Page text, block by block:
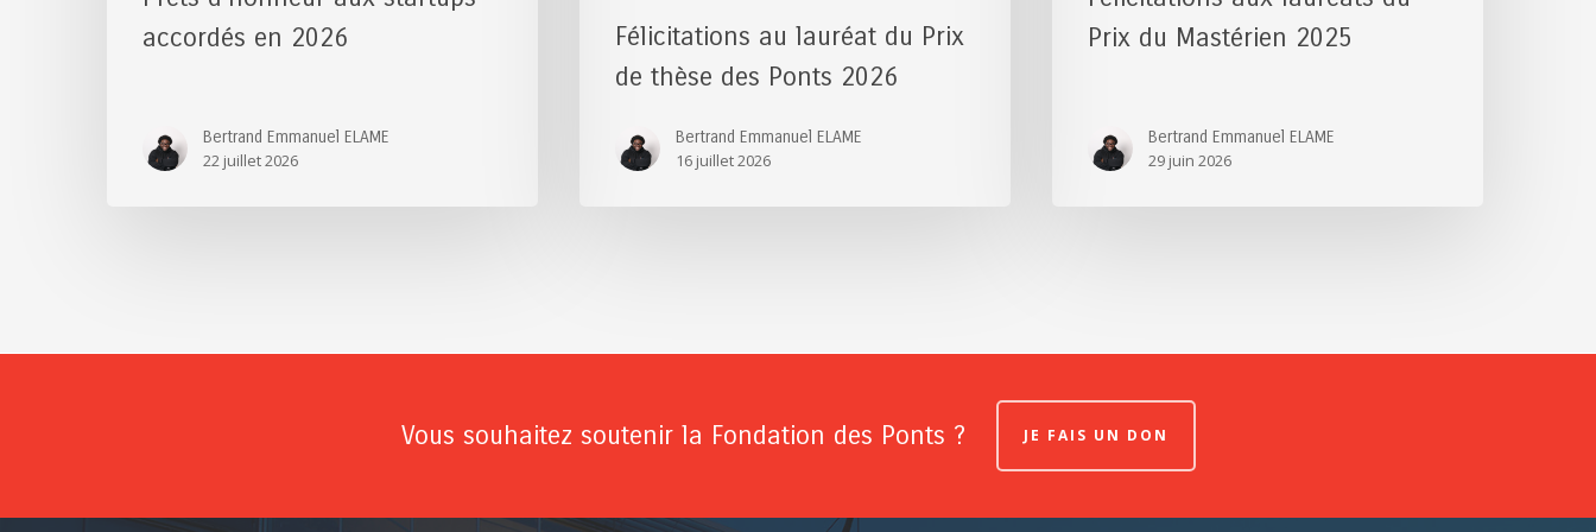
accordés en 2026
Bertrand Emmanuel ELAME
22 juillet 2026
Félicitations au lauréat du Prix
de thèse des Ponts 2026
Bertrand Emmanuel ELAME
16 juillet 2026
Prix du Mastérien 2025
Bertrand Emmanuel ELAME
29 juin 2026
Vous souhaitez soutenir la Fondation des Ponts ? JE FAIS UN DON